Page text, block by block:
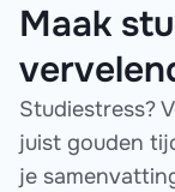
Maak
Studiestress?
juist gouden
je